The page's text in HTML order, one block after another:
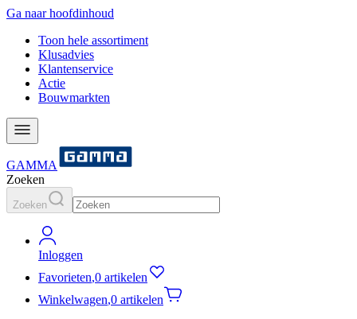
Ga naar hoofdinhoud
Toon hele assortiment
Klusadvies
Klantenservice
Actie
Bouwmarkten
GAMMA
Zoeken
Zoeken
Inloggen
Favorieten,0 artikelen
Winkelwagen,0 artikelen